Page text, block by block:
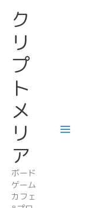
ク
リ
プ
ト
メ
リ
ア
ボード
ゲーム
カフェ